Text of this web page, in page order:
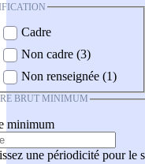
Cadre
Non cadre (3)
Non renseignée (1)
BRUT MINIMUM
minimum
une périodicité pour le